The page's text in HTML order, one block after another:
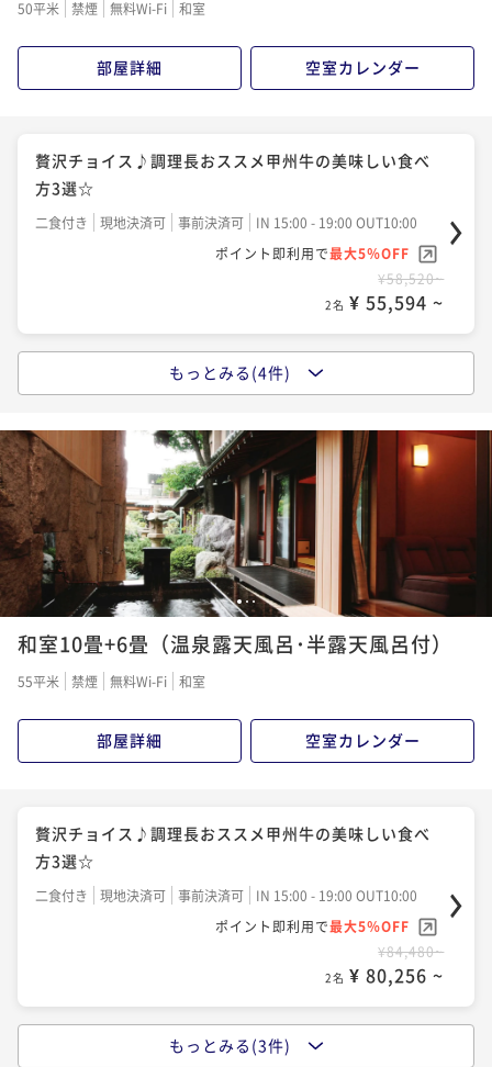
2名 ¥ 52,041 ~
【松】～料理長特別料理プラン～
二食付き
ポイント即利用で最大5％OFF
¥58,080~
¥ 55,176 ~
『知ってましたか？』 甲州名物【馬刺し】or【鮑の煮
貝】チョイ スプラン♪
ポイント即利用で最大5％OFF
¥59,180~
¥ 56,221 ~
50平米 禁煙 無料Wi-Fi 和室
部屋詳細 空室カレンダー
贅沢チョイス♪調理長おススメ甲州牛の美味しい食べ
方3選☆
二食付き 現地決済可 事前決済可
IN 15:00 - 19:00 OUT10:00
ポイント即利用で最大5％OFF
¥58,520~
2名 ¥ 55,594 ~
かげつ基本プラン「甲州牛溶岩焼きプラン」＆美しい
二食付き 現地決済可 事前決済可
IN 15:00 - 19:00 OUT10:00
ポイント即利用で
最大5％OFF
¥ 55,594 ~
☆大切な人へ…♪花束で祝う！☆ 【記念日】プラン
二食付き 現地決済可 事前決済可
IN 15:00 - 18:00 OUT10:00
2名 ¥ 58,729 ~
【松】～料理長特別料理プラン～
二食付き
ポイント即利用で最大5％OFF
¥65,120~
¥ 61,864 ~
『知ってましたか？』 甲州名物【馬刺し】or【鮑の煮
貝】チョイ スプラン♪
もっとみる(4件)
1 23
和室10畳+6畳（温泉露天風呂･半露天風呂付）
55平米 禁煙 無料Wi-Fi 和室
部屋詳細 空室カレンダー
贅沢チョイス♪調理長おススメ甲州牛の美味しい食べ
方3選☆
二食付き 現地決済可 事前決済可
IN 15:00 - 19:00 OUT10:00
ポイント即利用で最大5％OFF
¥84,480~
2名 ¥ 80,256 ~
かげつ基本プラン「甲州牛溶岩焼きプラン」＆美しい
もっとみる(3件)